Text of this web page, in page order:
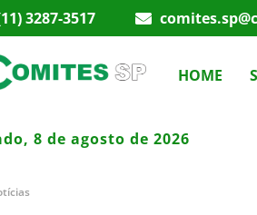
3287-3517
HOME
8 de agosto de 2026